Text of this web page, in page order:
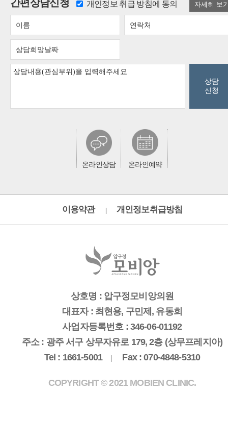
간편상담신청 개인정보 취급 방침에 동의
상담
신청
온라인상담 온라인예약
이용약관 개인정보취급방침
상호명 : 압구정모비앙의원
대표자 : 최현용, 구민제, 유동희
사업자등록번호 : 346-06-01192
주소 : 광주 서구 상무자유로 179, 2층 (상무프레지아)
Tel : 1661-5001
Fax : 070-4848-5310
COPYRIGHT © 2021 MOBIEN CLINIC.